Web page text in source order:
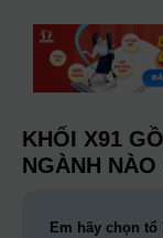
KHỐI X91
NGÀNH NÀO
Em hãy chọn